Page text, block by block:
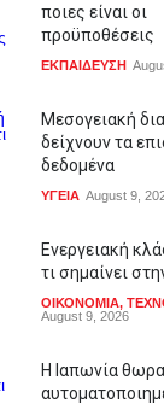
ποιες είναι οι
προϋποθέσεις
ΕΚΠΑΙΔΕΥΣΗ
Μεσογειακή
δείχνουν τα
δεδομένα
ΥΓΕΙΑ August 9,
Ενεργειακή
τι σημαίνει
ΟΙΚΟΝΟΜΙΑ,
August 9, 2026
Η Ιαπωνία